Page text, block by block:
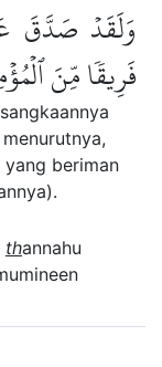
وَلَقَدۡ صَدَّقَ
فَرِيقٗا مِّنَ
beriman
thannahu